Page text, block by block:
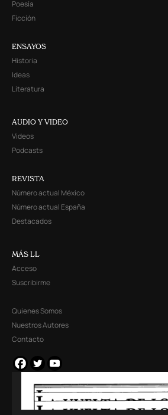
Poesía
Ficción
ENSAYOS
Historia
Ideas
Literatura
AUDIO Y VIDEO
Videos
Podcasts
REVISTA
Número actual México
Número actual España
Destacados
MÁS LL
Acceso
Suscribirme
Quienes Somos
Nuestros Autores
Contacto